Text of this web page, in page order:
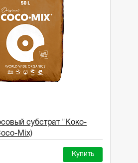
субстрат "Коко-
Mix)
Купить